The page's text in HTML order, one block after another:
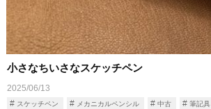
小さなちいさなスケッチペン
2025/06/13
スケッチペン メカニカルペンシル 中古 筆記具